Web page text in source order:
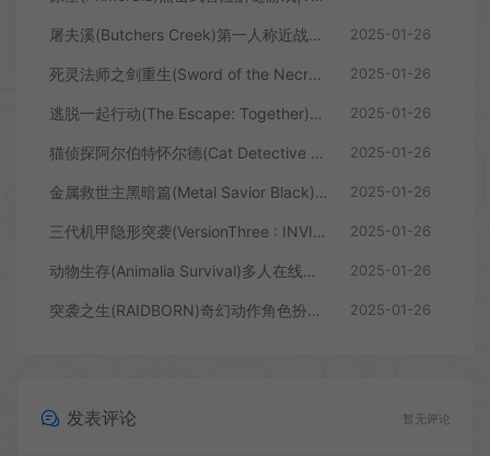
屠夫溪(Butchers Creek)第一人称近战恐怖游戏|下载 2025-01-26
死灵法师之剑重生(Sword of the Necromancer: Resurrection)动作ARPG游戏|下载 2025-01-26
逃脱一起行动(The Escape: Together)合作逃生恐怖游戏B16268861|下载 2025-01-26
猫侦探阿尔伯特怀尔德(Cat Detective Albert Wilde)拟人化动物角色侦探游戏|下载 2025-01-26
金属救世主黑暗篇(Metal Savior Black)快节奏的科幻射击游戏|下载 2025-01-26
三代机甲隐形突袭(VersionThree : INVISIBLE RAID)可定制机甲动作游戏|下载 2025-01-26
动物生存(Animalia Survival)多人在线生存游戏|B16992489|下载 2025-01-26
突袭之生(RAIDBORN)奇幻动作角色扮演游戏|下载 2025-01-26
发表评论 暂无评论